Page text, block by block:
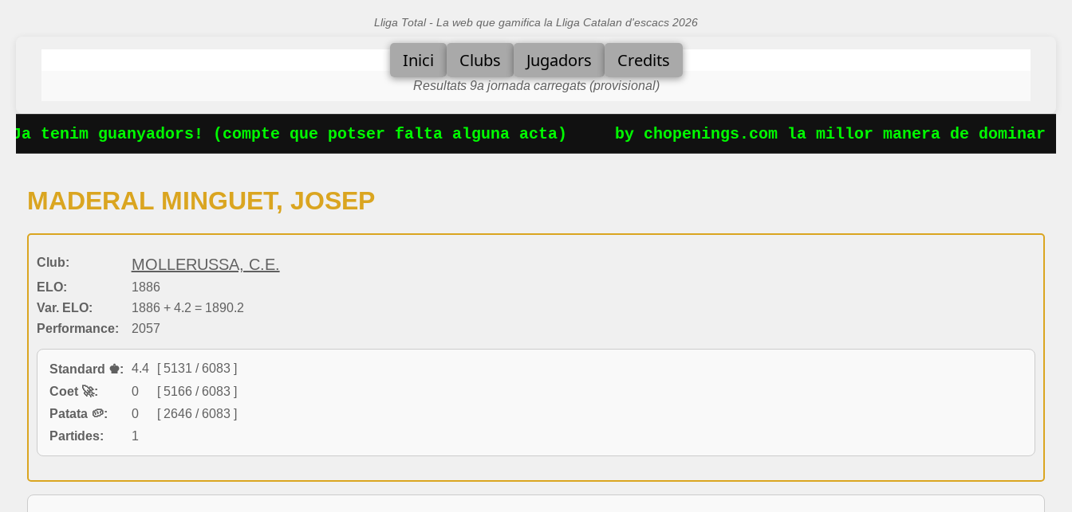
Lliga Total - La web que gamifica la Lliga Catalan d'escacs 2026
Inici Clubs Jugadors Credits
Resultats 9a jornada carregats (provisional)
tenim guanyadors! (compte que potser falta alguna acta) by chopenings.com la millor manera de dominar
MADERAL MINGUET, JOSEP
Club: MOLLERUSSA, C.E.
ELO:
1886
Var. ELO:
1886 + 4.2 = 1890.2
Performance:
2057
Standard ♚: 4.4
[ 5131 / 6083 ]
Coet 🚀:
0
[ 5166 / 6083 ]
Patata 🥔:
0
[ 2646 / 6083 ]
Partides:
1